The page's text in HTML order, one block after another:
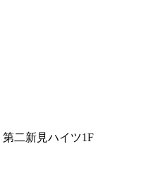
第二新見ハイツ1F